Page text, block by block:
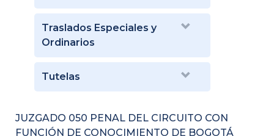
Traslados Especiales y
Ordinarios
Tutelas
JUZGADO 050 PENAL DEL CIRCUITO CON
FUNCIÓN DE CONOCIMIENTO DE BOGOTÁ